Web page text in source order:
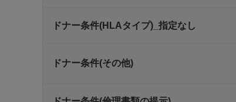
ドナー条件(HLAタイプ)_指定なし
ドナー条件(その他)